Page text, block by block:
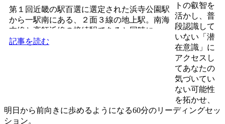
第１回近畿の駅百選に選定された浜寺公園駅
から一駅南にある、２面３線の地上駅。南海
本線と高師浜線の接続駅であると同時に、
JR羽衣線（阪和支線・...
記事を読む
トの叡智を
活かし、普
段認識して
いない「潜
在意識」に
アクセスし
てあなたの
気づいてい
ない可能性
を拓かせ、
明日から前向きに歩めるようになる60分のリーディングセッ
ション。